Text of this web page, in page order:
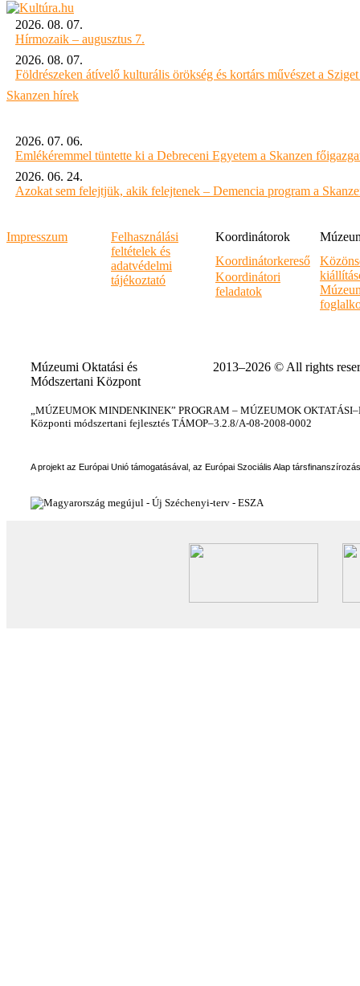
2026. 08. 07.
Hírmozaik – augusztus 7.
2026. 08. 07.
Földrészeken átívelő kulturális örökség és kortárs művészet a
Skanzen hírek
2026. 07. 06.
Emlékéremmel tüntette ki a Debreceni Egyetem a Skanzen
2026. 06. 24.
Azokat sem felejtjük, akik felejtenek – Demencia program a
Impresszum
Felhasználási
feltételek és
adatvédelmi
tájékoztató
Koordinátorok
Koordinátorkereső
Koordinátori
feladatok
Múzeumi Oktatási és
Módszertani Központ
2013–2026 © All rights
„MÚZEUMOK MINDENKINEK” PROGRAM – MÚZEUMOK
Központi módszertani fejlesztés TÁMOP–3.2.8/A-08-2008-0002
A projekt az Európai Unió támogatásával, az Európai Szociális Alap